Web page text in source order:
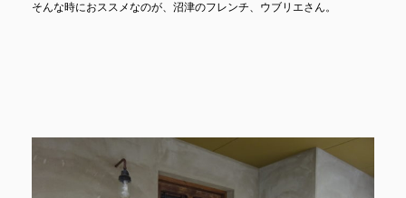
そんな時におススメなのが、沼津のフレンチ、ウブリエさん。